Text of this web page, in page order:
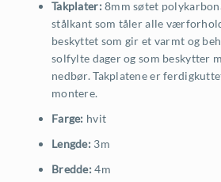
Takplater: 8mm søtet
stålkant som tåler alle
beskyttet som gir et varmt og
solfylte dager og som beskytter
nedbør. Takplatene er
montere.
Farge: hvit
Lengde: 3m
Bredde: 4m